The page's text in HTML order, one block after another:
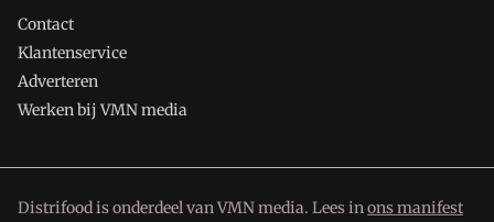
Contact
Klantenservice
Adverteren
Werken bij VMN media
Distrifood is onderdeel van VMN media. Lees inons manifest